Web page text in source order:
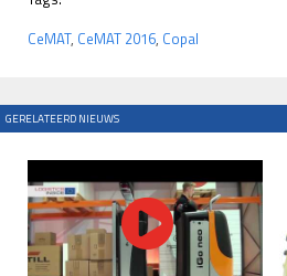
CeMAT, CeMAT 2016, Copal
GERELATEERD NIEUWS